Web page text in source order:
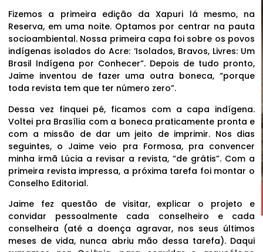
Fizemos a primeira edição da Xapuri lá mesmo, na
Reserva, em uma noite. Optamos por centrar na pauta
socioambiental. Nossa primeira capa foi sobre os povos
indígenas isolados do Acre: ‘Isolados, Bravos, Livres: Um
Brasil Indígena por Conhecer”. Depois de tudo pronto,
Jaime inventou de fazer uma outra boneca, “porque
toda revista tem que ter número zero”.
Dessa vez finquei pé, ficamos com a capa indígena.
Voltei pra Brasília com a boneca praticamente pronta e
com a missão de dar um jeito de imprimir. Nos dias
seguintes, o Jaime veio pra Formosa, pra convencer
minha irmã Lúcia a revisar a revista, “de grátis”. Com a
primeira revista impressa, a próxima tarefa foi montar o
Conselho Editorial.
Jaime fez questão de visitar, explicar o projeto e
convidar pessoalmente cada conselheiro e cada
conselheira (até a doença agravar, nos seus últimos
meses de vida, nunca abriu mão dessa tarefa). Daqui